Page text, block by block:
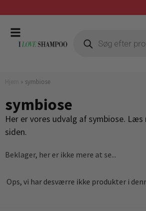
» symbiose
symbiose
Her er vores udvalg af symbiose. Læs
siden.
Beklager, her er ikke mere at se...
Ops, vi har desværre ikke produkter i